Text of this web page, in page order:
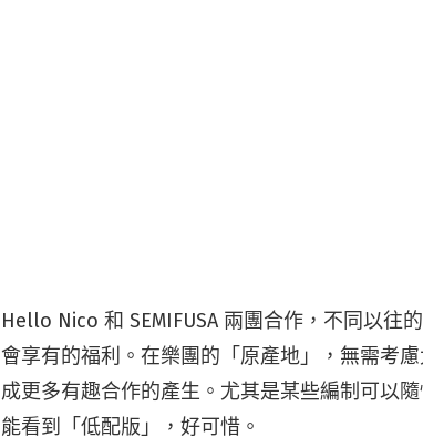
Hello Nico 和 SEMIFUSA 兩團合作，不同以往
會享有的福利。在樂團的「原產地」，無需考
成更多有趣合作的產生。尤其是某些編制可以
能看到「低配版」，好可惜。